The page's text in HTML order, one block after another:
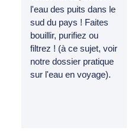
l'eau des puits dans le
sud du pays ! Faites
bouillir, purifiez ou
filtrez ! (à ce sujet, voir
notre dossier pratique
sur l'eau en voyage).